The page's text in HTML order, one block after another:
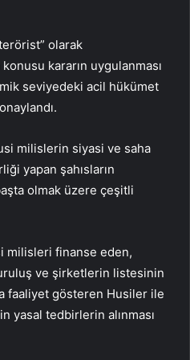
olarak
konusu kararın uygulanması
seviyedeki acil hükümet
milislerin siyasi ve saha
yapan şahısların
olmak üzere çeşitli
milisleri finanse eden,
ve şirketlerin listesinin
faaliyet gösteren Husiler ile
yasal tedbirlerin alınması